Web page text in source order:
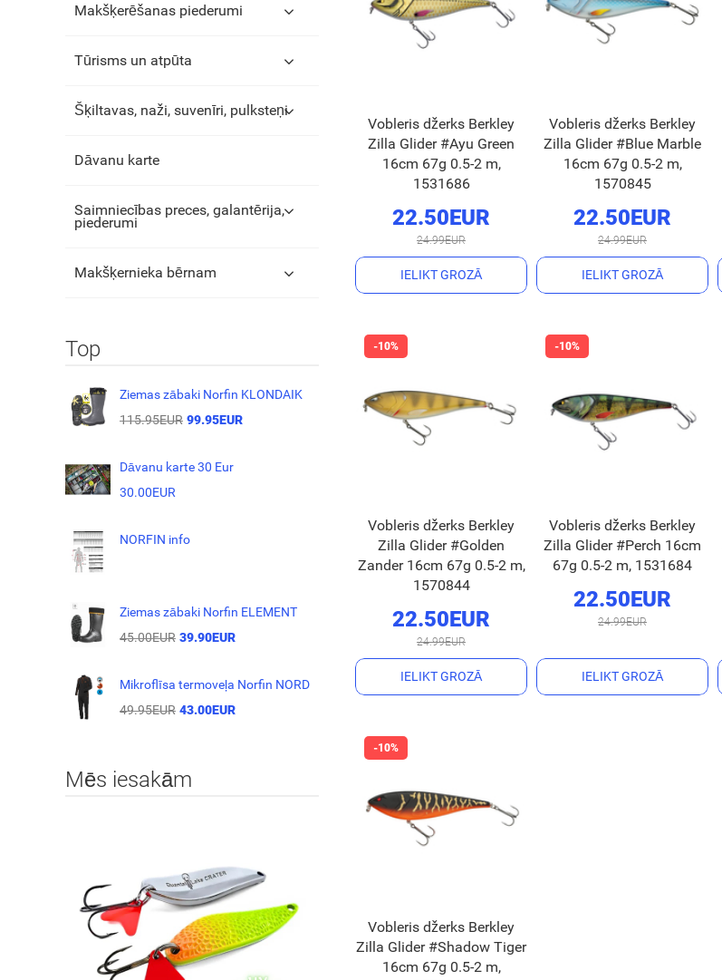
Vobleris džerks Berkley
Zilla Glider #Ayu Green
16cm 67g 0.5-2 m,
1531686
22.50EUR
24.99EUR
IELIKT GROZĀ
Vobleris džerks Berkley
Zilla Glider #Blue Marble
16cm 67g 0.5-2 m,
1570845
22.50EUR
24.99EUR
IELIKT GROZĀ
Vobleris džerks Berkley
Zilla Glider #Golden
Zander 16cm 67g 0.5-2 m,
1570844
22.50EUR
24.99EUR
IELIKT GROZĀ
Vobleris džerks Berkley
Zilla Glider #Perch 16cm
67g 0.5-2 m, 1531684
22.50EUR
24.99EUR
IELIKT GROZĀ
Vobleris džerks Berkley
Zilla Glider #Shadow Tiger
16cm 67g 0.5-2 m,
Makšķerēšanas piederumi
Tūrisms un atpūta
Šķiltavas, naži, suvenīri, pulksteņi
Dāvanu karte
Saimniecības preces, galantērija,
piederumi
Makšķernieka bērnam
Top
Ziemas zābaki Norfin KLONDAIK
115.95EUR 99.95EUR
Dāvanu karte 30 Eur
30.00EUR
NORFIN info
Ziemas zābaki Norfin ELEMENT
45.00EUR 39.90EUR
Mikroflīsa termoveļa Norfin NORD
49.95EUR 43.00EUR
Mēs iesakām